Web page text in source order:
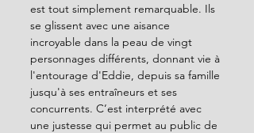
est tout simplement remarquable. Ils
se glissent avec une aisance
incroyable dans la peau de vingt
personnages différents, donnant vie à
l'entourage d'Eddie, depuis sa famille
jusqu'à ses entraîneurs et ses
concurrents. C’est interprété avec
une justesse qui permet au public de